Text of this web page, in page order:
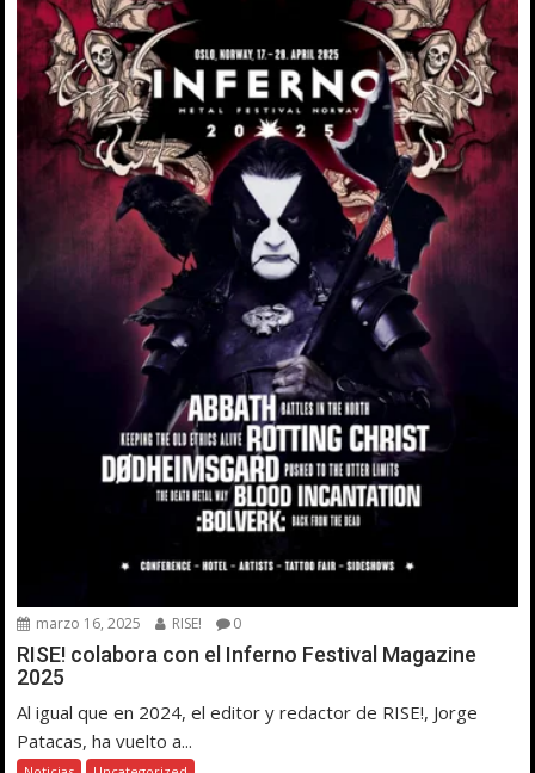
marzo 16, 2025 RISE! 0
RISE! colabora con el Inferno Festival Magazine
2025
Al igual que en 2024, el editor y redactor de RISE!, Jorge
Patacas, ha vuelto a...